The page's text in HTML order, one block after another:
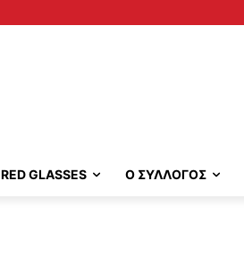
RED GLASSES Ο ΣΥΛΛΟΓΟΣ